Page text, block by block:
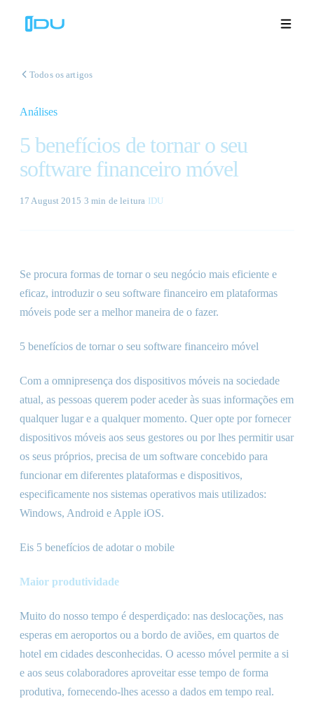
Soluções
Plataforma
🇵🇹 Demonstrações
Todos os artigos
Análises
5 benefícios de tornar o seu
software financeiro móvel
17 August 2015 3 min de leitura IDU
Se procura formas de tornar o seu negócio mais eficiente e
eficaz, introduzir o seu software financeiro em plataformas
móveis pode ser a melhor maneira de o fazer.
5 benefícios de tornar o seu software financeiro móvel
Com a omnipresença dos dispositivos móveis na sociedade
atual, as pessoas querem poder aceder às suas informações em
qualquer lugar e a qualquer momento. Quer opte por fornecer
dispositivos móveis aos seus gestores ou por lhes permitir usar
os seus próprios, precisa de um software concebido para
funcionar em diferentes plataformas e dispositivos,
especificamente nos sistemas operativos mais utilizados:
Windows, Android e Apple iOS.
Eis 5 benefícios de adotar o mobile
Maior produtividade
Muito do nosso tempo é desperdiçado: nas deslocações, nas
esperas em aeroportos ou a bordo de aviões, em quartos de
hotel em cidades desconhecidas. O acesso móvel permite a si
e aos seus colaboradores aproveitar esse tempo de forma
produtiva, fornecendo-lhes acesso a dados em tempo real.